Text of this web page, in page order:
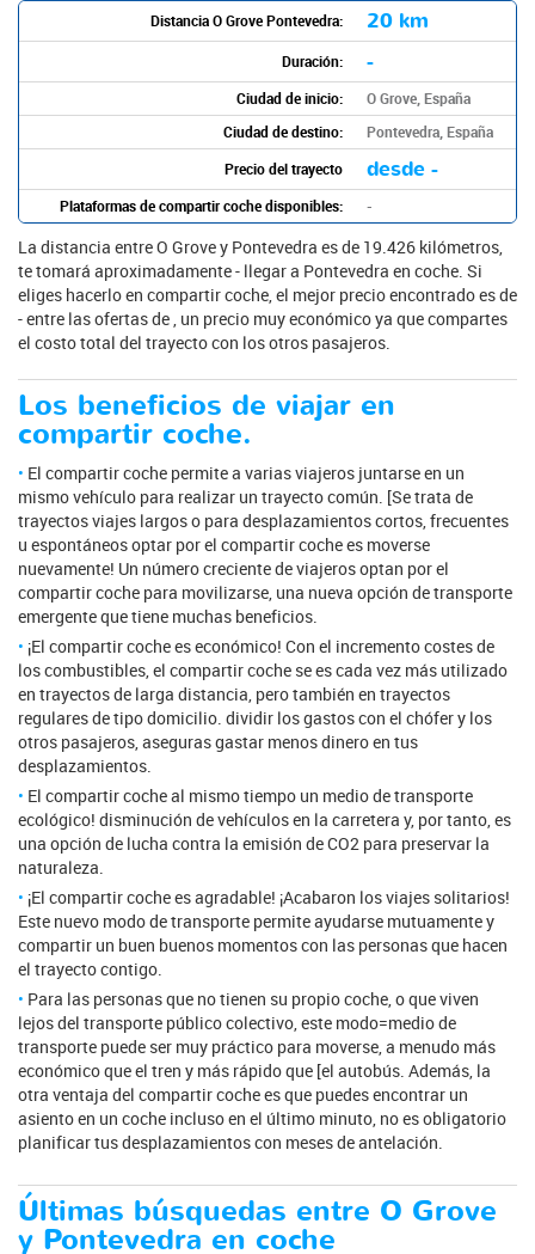
Distancia O Grove Pontevedra: 20 km
Duración: -
Ciudad de inicio:
O Grove, España
Ciudad de destino:
Pontevedra, España
Precio del trayecto
desde -
Plataformas de compartir coche disponibles: -
La distancia entre O Grove y Pontevedra es de 19.426 kilómetros,
te tomará aproximadamente - llegar a Pontevedra en coche. Si
eliges hacerlo en compartir coche, el mejor precio encontrado es de
- entre las ofertas de , un precio muy económico ya que compartes
el costo total del trayecto con los otros pasajeros.
Los beneficios de viajar en
compartir coche.
El compartir coche permite a varias viajeros juntarse en un
mismo vehículo para realizar un trayecto común. [Se trata de
trayectos viajes largos o para desplazamientos cortos, frecuentes
u espontáneos optar por el compartir coche es moverse
nuevamente! Un número creciente de viajeros optan por el
compartir coche para movilizarse, una nueva opción de transporte
emergente que tiene muchas beneficios.
¡El compartir coche es económico! Con el incremento costes de
los combustibles, el compartir coche se es cada vez más utilizado
en trayectos de larga distancia, pero también en trayectos
regulares de tipo domicilio. dividir los gastos con el chófer y los
otros pasajeros, aseguras gastar menos dinero en tus
desplazamientos.
El compartir coche al mismo tiempo un medio de transporte
ecológico! disminución de vehículos en la carretera y, por tanto, es
una opción de lucha contra la emisión de CO2 para preservar la
naturaleza.
¡El compartir coche es agradable! ¡Acabaron los viajes solitarios!
Este nuevo modo de transporte permite ayudarse mutuamente y
compartir un buen buenos momentos con las personas que hacen
el trayecto contigo.
Para las personas que no tienen su propio coche, o que viven
lejos del transporte público colectivo, este modo=medio de
transporte puede ser muy práctico para moverse, a menudo más
económico que el tren y más rápido que [el autobús. Además, la
otra ventaja del compartir coche es que puedes encontrar un
asiento en un coche incluso en el último minuto, no es obligatorio
planificar tus desplazamientos con meses de antelación.
Últimas búsquedas entre O Grove
y Pontevedra en coche